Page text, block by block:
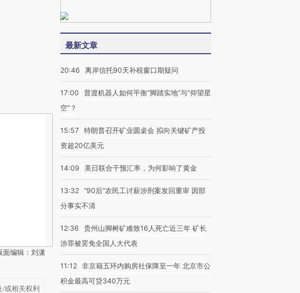
面编辑：刘潇
或相关权利
最新文章
20:46 离岸信托90天补税窗口期疑问
17:00
普渡机器人如何平衡“脚踏实地”与“仰望星
空”？
15:57 特朗普召开矿业圆桌会 拟向关键矿产投
资超20亿美元
14:09 美日联合干预汇率，为何影响了黄金
13:32 “90后”农民工讨薪涉刑案发回重审 因部
分事实不清
12:36
贵州山脚树矿难致16人死亡近三年 矿长
涉罪被罢免全国人大代表
11:12 非京籍五环内购房社保降至一年 北京市公
积金最高可贷340万元